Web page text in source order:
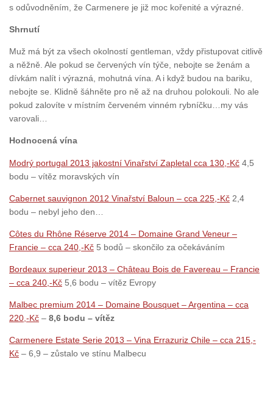
s odůvodněním, že Carmenere je již moc kořenité a výrazné.
Shrnutí
Muž má být za všech okolností gentleman, vždy přistupovat citlivě
a něžně. Ale pokud se červených vín týče, nebojte se ženám a
dívkám nalít i výrazná, mohutná vína. A i když budou na bariku,
nebojte se. Klidně šáhněte pro ně až na druhou polokouli. No ale
pokud zalovíte v místním červeném vinném rybníčku…my vás
varovali…
Hodnocená vína
Modrý portugal 2013 jakostní Vinařství Zapletal cca 130,-Kč 4,5
bodu – vítěz moravských vín
Cabernet sauvignon 2012 Vinařství Baloun – cca 225,-Kč 2,4
bodu – nebyl jeho den…
Côtes du Rhône Réserve 2014 – Domaine Grand Veneur –
Francie – cca 240,-Kč 5 bodů – skončilo za očekáváním
Bordeaux superieur 2013 – Château Bois de Favereau – Francie
– cca 240,-Kč 5,6 bodu – vítěz Evropy
Malbec premium 2014 – Domaine Bousquet – Argentina – cca
220,-Kč – 8,6 bodu – vítěz
Carmenere Estate Serie 2013 – Vina Errazuriz Chile – cca 215,-
Kč – 6,9 – zůstalo ve stínu Malbecu